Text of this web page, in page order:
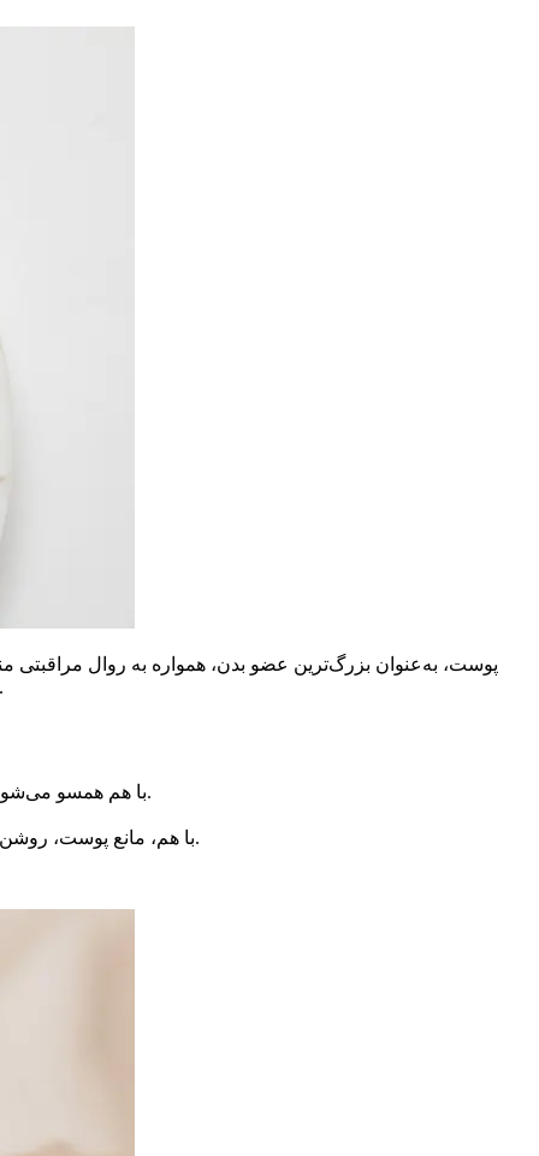
پوست، به‌عنوان بزرگ‌ترین عضو بدن، همواره به روال
نتایج قابل اندازه‌گیری دارند. این مقاله یک راهنمای جامع برای طراحی یک پک مراقبت پوستی، با تمرکز بر نوع پوست، ترکیبات قدرتمند است.
ترکیب محصولات با وظایف مشخص (پاک‌کننده، آبرسان، سرم، مرطوب‌کننده، SPF) با هم همسو می‌شوند تا کارایی روال افزایش یابد.
ترکیبات کلیدی مانند هیالورونیک اسید، نیاسینامید، رتینول یا ویتامین C با هم، مانع پوست، روشن‌کنندگی، و ترمیم روزانه را تقویت می‌کنند.